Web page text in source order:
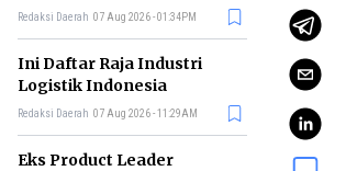
'Spike' agar CV Dilirik HR
Redaksi Daerah 07 Aug 2026 - 01:34PM
Ini Daftar Raja Industri
Logistik Indonesia
Redaksi Daerah 07 Aug 2026 - 11:29AM
Eks Product Leader